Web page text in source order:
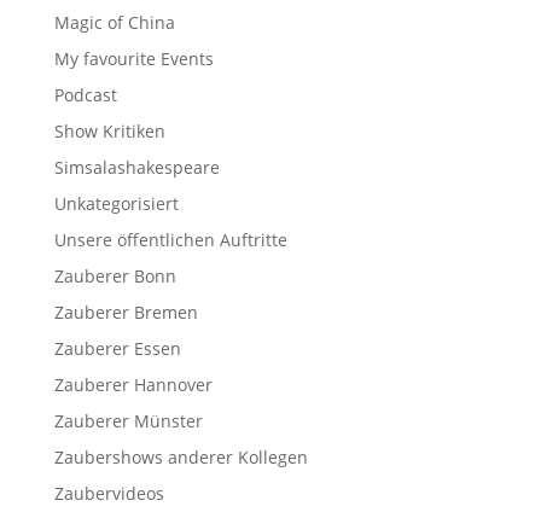
Magic of China
My favourite Events
Podcast
Show Kritiken
Simsalashakespeare
Unkategorisiert
Unsere öffentlichen Auftritte
Zauberer Bonn
Zauberer Bremen
Zauberer Essen
Zauberer Hannover
Zauberer Münster
Zaubershows anderer Kollegen
Zaubervideos